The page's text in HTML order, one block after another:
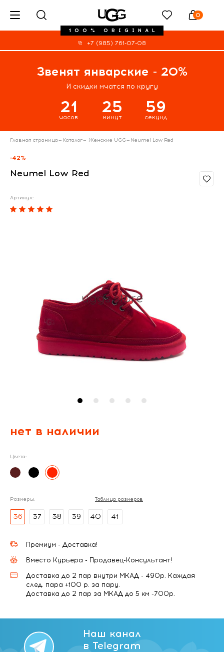
100% ORIGINAL
0
+7 (985) 761-07-08
Звенят январские - 20%
И скидки мчатся по кругу
21
часов
25
минут
59
секунд
Главная страница— Каталог— Женские UGG— Neumel Low Red
-42%
Neumel Low Red
Артикул:
нет в наличии
Цвета:
Размеры: Таблица размеров
36 37 38 39 40 41
Премиум - Доставка!
Вместо Курьера - Продавец-Консультант!
Доставка до 2 пар внутри МКАД - 490р. Каждая
след. пара +100 р. за пару.
Доставка до 2 пар за МКАД до 5 км -700р.
Наш канал
в Telegram